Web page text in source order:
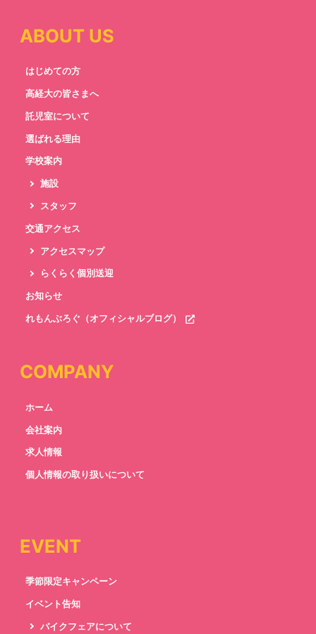
ABOUT US
はじめての方
高経大の皆さまへ
託児室について
選ばれる理由
学校案内
施設
スタッフ
交通アクセス
アクセスマップ
らくらく個別送迎
お知らせ
れもんぶろぐ（オフィシャルブログ）
COMPANY
ホーム
会社案内
求人情報
個人情報の取り扱いについて
EVENT
季節限定キャンペーン
イベント告知
バイクフェアについて